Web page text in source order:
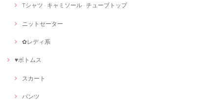
Tシャツ · キャミソール · チューブトップ
ニットセーター
✿レディ系
♥ボトムス
スカート
パンツ